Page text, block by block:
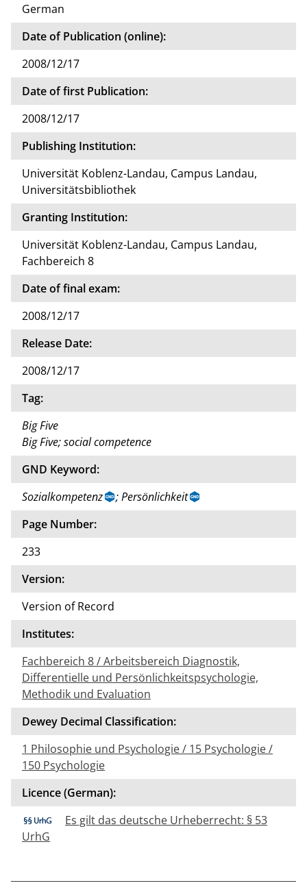
German
Date of Publication (online):
2008/12/17
Date of first Publication:
2008/12/17
Publishing Institution:
Universität Koblenz-Landau, Campus Landau,
Universitätsbibliothek
Granting Institution:
Universität Koblenz-Landau, Campus Landau,
Fachbereich 8
Date of final exam:
2008/12/17
Release Date:
2008/12/17
Tag:
Big Five
Big Five; social competence
GND Keyword:
Sozialkompetenz
; Persönlichkeit
Page Number:
233
Version:
Version of Record
Institutes:
Fachbereich 8 / Arbeitsbereich Diagnostik,
Differentielle und Persönlichkeitspsychologie,
Methodik und Evaluation
Dewey Decimal Classification:
1 Philosophie und Psychologie / 15 Psychologie /
150 Psychologie
Licence (German):
Es gilt das deutsche Urheberrecht: § 53
UrhG